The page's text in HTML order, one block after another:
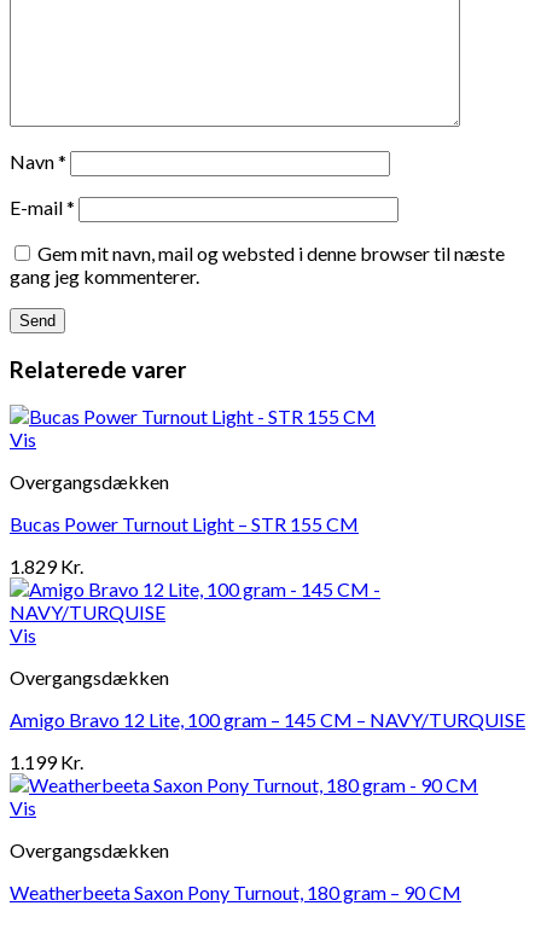
Navn*
E-mail*
Gem mit navn, mail og websted i denne browser til næste
gang jeg kommenterer.
Relaterede varer
Vis
Overgangsdækken
Bucas Power Turnout Light – STR 155 CM
1.829Kr.
Vis
Overgangsdækken
Amigo Bravo 12 Lite, 100 gram – 145 CM – NAVY/TURQUISE
1.199Kr.
Vis
Overgangsdækken
Weatherbeeta Saxon Pony Turnout, 180 gram – 90 CM